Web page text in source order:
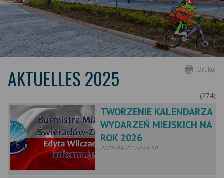
Drukuj
AKTUELLES 2025
(274)
TWORZENIE KALENDARZA
WYDARZEŃ MIEJSKICH NA
ROK 2026
2025-08-21 14:44:50